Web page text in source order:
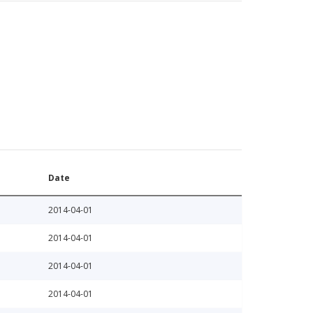
Date
2014-04-01
2014-04-01
2014-04-01
2014-04-01